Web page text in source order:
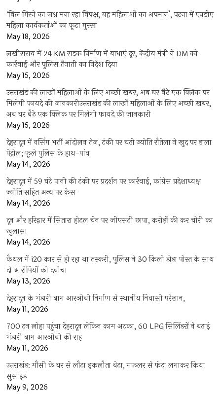
‘बिल गिरने का जश्न मना रहा विपक्ष, यह महिलाओं का अपमान’, पटना में एनडीए
महिला कार्यकर्ताओं का फूटा गुस्सा
May 18, 2026
लखीसराय में 24 KM सड़क निर्माण में बाधाएं दूर, केंद्रीय मंत्री ने DM को
कार्रवाई और पुलिस तैनाती का निर्देश दिया
May 15, 2026
उत्तराखंड की लाखों महिलाओं के लिए अच्छी खबर, अब घर बैठे एक क्लिक पर
मिलेगी फायदे की जानकारीउत्तराखंड की लाखों महिलाओं के लिए अच्छी खबर,
अब घर बैठे एक क्लिक पर मिलेगी फायदे की जानकारी
May 15, 2026
देहरादून में नर्सिंग भर्ती आंदोलन तेज, टंकी पर चढ़ी ज्योति रौतेला ने खुद पर डाला
पेट्रोल; फूले पुलिस के हाथ-पांव
May 14, 2026
देहरादून में 59 घंटे पानी की टंकी पर प्रदर्शन पर कार्रवाई, कांग्रेस प्रदेशाध्यक्ष
ज्योति सहित अन्य पर केस
May 14, 2026
दून और हरिद्वार में सितारा होटल चेन पर जीएसटी छापा, करोड़ों की कर चोरी का
खुलासा
May 14, 2026
कैथल में i20 कार से हो रहा था तस्करी, पुलिस ने 30 किलो डोडा पोस्त के साथ
दो आरोपियों को दबोचा
May 13, 2026
देहरादून के भंडारी बाग आरओबी निर्माण से स्थानीय निवासी परेशान,
May 11, 2026
700 टन लोहा पहुंचा देहरादून लेकिन काम अटका, 60 LPG सिलिंडरों ने बढ़ाई
भंडारी बाग आरओबी की राह
May 11, 2026
उत्तराखंड: मौसी के घर से लौटा इकलौता बेटा, मफलर से फंदा लगाकर किया
सुसाइड
May 9, 2026